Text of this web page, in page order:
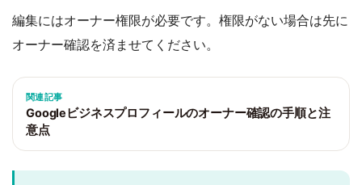
編集にはオーナー権限が必要です。権限がない場合は先に
オーナー確認を済ませてください。
関連記事
Googleビジネスプロフィールのオーナー確認の手順と注
意点